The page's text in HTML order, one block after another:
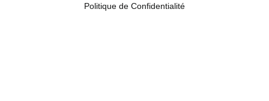
Politique de Confidentialité